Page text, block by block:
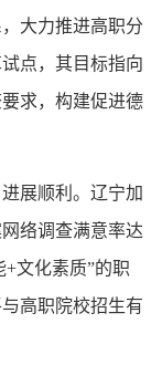
大力推进高职分
点，其目标指向
求，构建促进德
展顺利。辽宁加
络调查满意率达
文化素质”的职
高职院校招生有